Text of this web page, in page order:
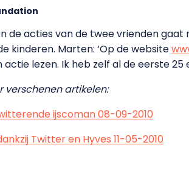
de acties van de twee vrienden
kinderen. Marten: ‘Op de website
actie lezen. Ik heb zelf al de eerste 25
verschenen artikelen:
ijscoman 08-09-2010
Twitter en Hyves 11-05-2010